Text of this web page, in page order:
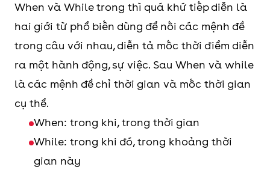
When và While trong thì quá khứ tiếp diễn là
hai giới từ phổ biến dùng để nối các mệnh đề
trong câu với nhau, diễn tả mốc thời điểm diễn
ra một hành động, sự việc. Sau When và while
là các mệnh đề chỉ thời gian và mốc thời gian
cụ thể.
When: trong khi, trong thời gian
While: trong khi đó, trong khoảng thời
gian này